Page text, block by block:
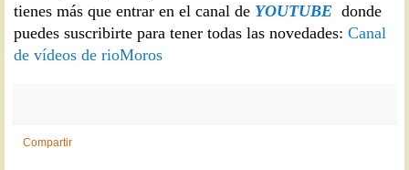
tienes más que entrar en el canal de YOUTUBE donde
puedes suscribirte para tener todas las novedades: Canal
de vídeos de rioMoros
Compartir